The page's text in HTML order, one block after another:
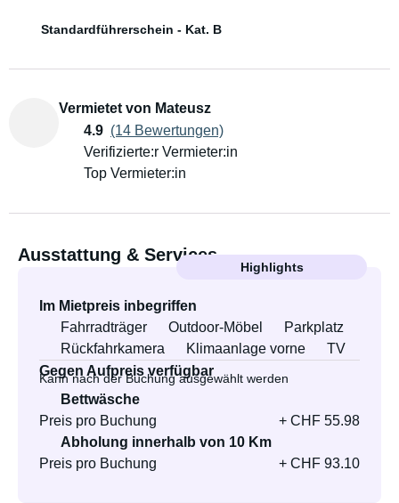
Standardführerschein - Kat. B
Vermietet von Mateusz
4.9 (14 Bewertungen)
Verifizierte:r Vermieter:in
Top Vermieter:in
Ausstattung & Services
Highlights
Im Mietpreis inbegriffen
Fahrradträger
Outdoor-Möbel
Parkplatz
Rückfahrkamera
Klimaanlage vorne
TV
Gegen Aufpreis verfügbar
Kann nach der Buchung ausgewählt werden
Bettwäsche
Preis pro Buchung
+ CHF 55.98
Abholung innerhalb von 10 Km
Preis pro Buchung
+ CHF 93.10